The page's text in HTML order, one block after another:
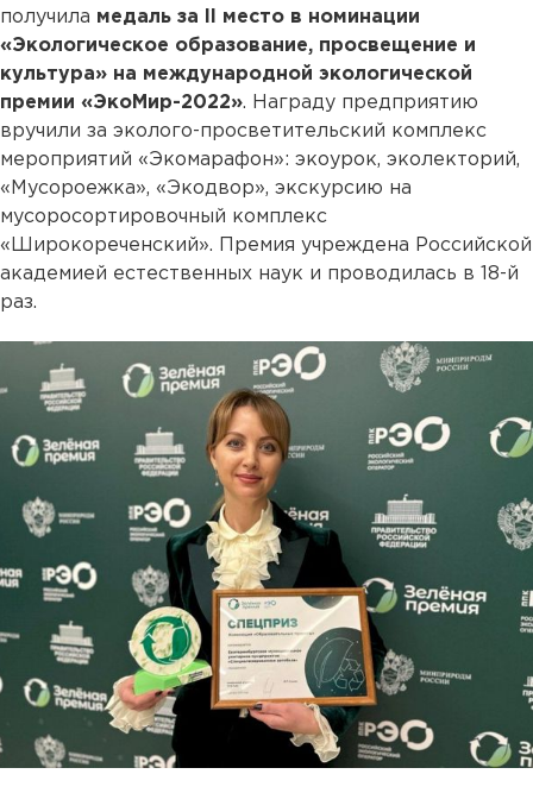
получила медаль за II место в номинации
«Экологическое образование, просвещение и
культура» на международной экологической
премии «ЭкоМир-2022». Награду предприятию
вручили за эколого-просветительский комплекс
мероприятий «Экомарафон»: экоурок, эколекторий,
«Мусороежка», «Экодвор», экскурсию на
мусоросортировочный комплекс
«Широкореченский». Премия учреждена Российской
академией естественных наук и проводилась в 18-й
раз.